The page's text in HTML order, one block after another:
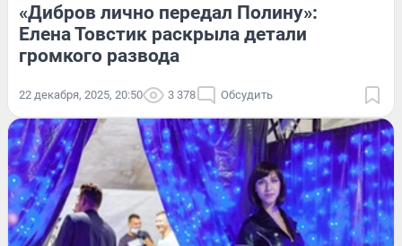
«Дибров лично передал Полину»:
Елена Товстик раскрыла детали
громкого развода
22 декабря, 2025, 20:50 3 378 Обсудить